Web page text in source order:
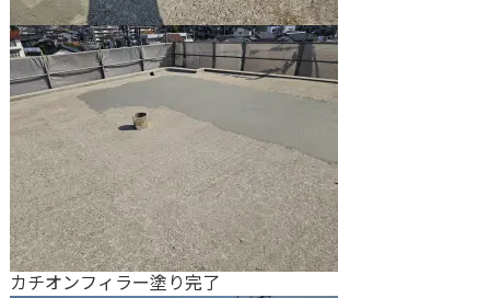
カチオンフィラー塗り完了